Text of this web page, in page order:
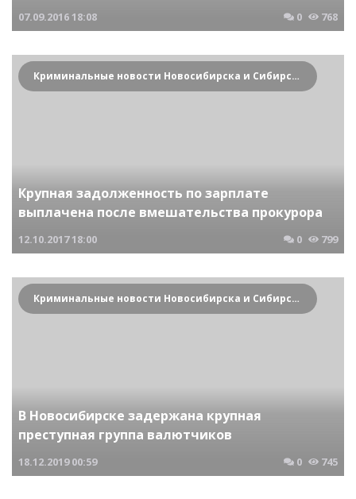
07.09.201618:08 0 768
Криминальные новости Новосибирска и Сибирского региона
Крупная задолженность по зарплате
выплачена после вмешательства прокурора
12.10.201718:00 0 799
Криминальные новости Новосибирска и Сибирского региона
В Новосибирске задержана крупная
преступная группа валютчиков
18.12.2019 00:59 0 745